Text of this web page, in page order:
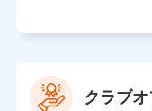
上記に係る案内・
【当該個人データの
クラブ